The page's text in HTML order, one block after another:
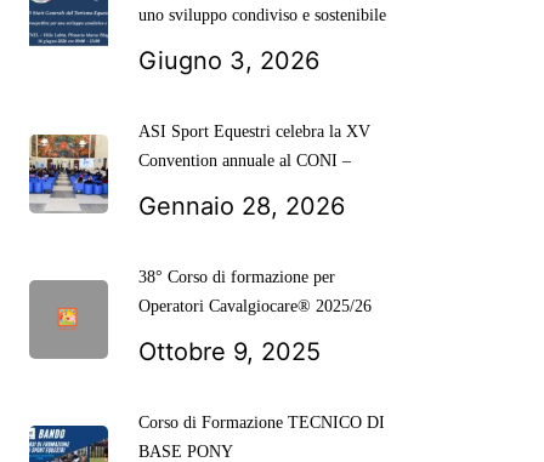
uno sviluppo condiviso e sostenibile
Giugno 3, 2026
ASI Sport Equestri celebra la XV
Convention annuale al CONI –
Gennaio 28, 2026
38° Corso di formazione per
Operatori Cavalgiocare® 2025/26
Ottobre 9, 2025
Corso di Formazione TECNICO DI
BASE PONY